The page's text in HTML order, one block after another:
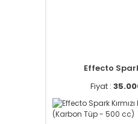
Effecto
Fiyat :